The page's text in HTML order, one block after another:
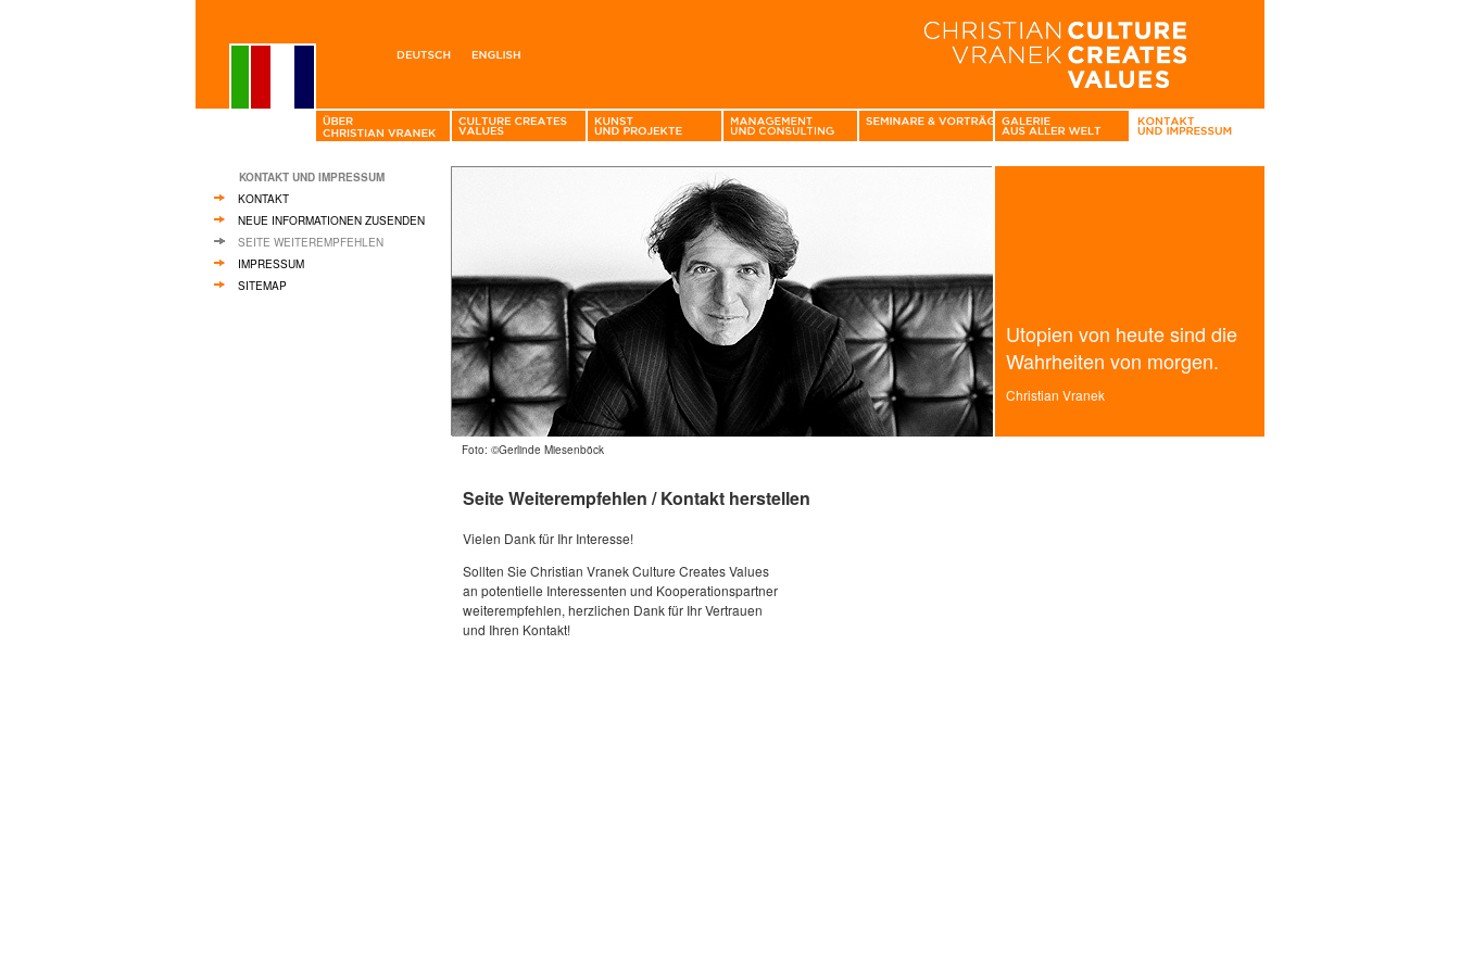
KONTAKT UND IMPRESSUM
KONTAKT
NEUE INFORMATIONEN ZUSENDEN
SEITE WEITEREMPFEHLEN
IMPRESSUM
SITEMAP
Utopien von heute sind die
Wahrheiten von morgen.
Christian Vranek
Foto: ©Gerlinde Miesenböck
Seite Weiterempfehlen / Kontakt herstellen
Vielen Dank für Ihr Interesse!
Sollten Sie Christian Vranek Culture Creates Values
an potentielle Interessenten und Kooperationspartner
weiterempfehlen, herzlichen Dank für Ihr Vertrauen
und Ihren Kontakt!